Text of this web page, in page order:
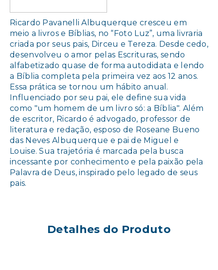
Ricardo Pavanelli Albuquerque cresceu em
meio a livros e Bíblias, no “Foto Luz”, uma livraria
criada por seus pais, Dirceu e Tereza. Desde cedo,
desenvolveu o amor pelas Escrituras, sendo
alfabetizado quase de forma autodidata e lendo
a Bíblia completa pela primeira vez aos 12 anos.
Essa prática se tornou um hábito anual.
Influenciado por seu pai, ele define sua vida
como "um homem de um livro só: a Bíblia". Além
de escritor, Ricardo é advogado, professor de
literatura e redação, esposo de Roseane Bueno
das Neves Albuquerque e pai de Miguel e
Louise. Sua trajetória é marcada pela busca
incessante por conhecimento e pela paixão pela
Palavra de Deus, inspirado pelo legado de seus
pais.
Detalhes do Produto